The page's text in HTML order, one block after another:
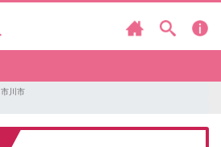
市川市